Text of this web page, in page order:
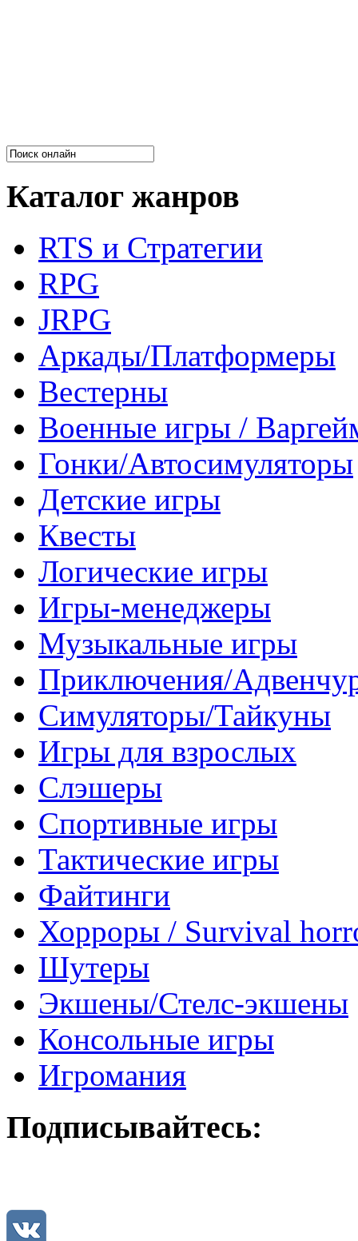
Каталог жанров
RTS и Стратегии
RPG
JRPG
Аркады/Платформеры
Вестерны
Военные игры /
Гонки/Автосимуляторы
Детские игры
Квесты
Логические игры
Игры-менеджеры
Музыкальные игры
Приключения/
Симуляторы/Тайкуны
Игры для взрослых
Слэшеры
Спортивные игры
Тактические игры
Файтинги
Хорроры / Survival
Шутеры
Экшены/Стелс-экшены
Консольные игры
Игромания
Подписывайтесь: